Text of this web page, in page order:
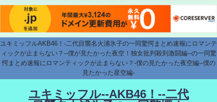
ユキミッフルAKB46！-二代目襲名火浦氷子の一同驚愕まとめ速報にロマンテ
ィックが止まらない？--僕が見たかった夜空！独女批判殺到激闘編--の一同驚
愕まとめ速報にロマンティックが止まらない？-僕の見たかった夜空編--僕の
見たかった星空編-
ユキミッフル--AKB46！--二代